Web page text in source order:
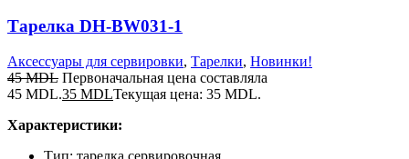
Тарелка DH-BW031-1
Аксессуары для сервировки, Тарелки, Новинки!
45MDL Первоначальная цена составляла
45 MDL.35 MDLТекущая цена: 35 MDL.
Характеристики:
Тип: тарелка сервировочная